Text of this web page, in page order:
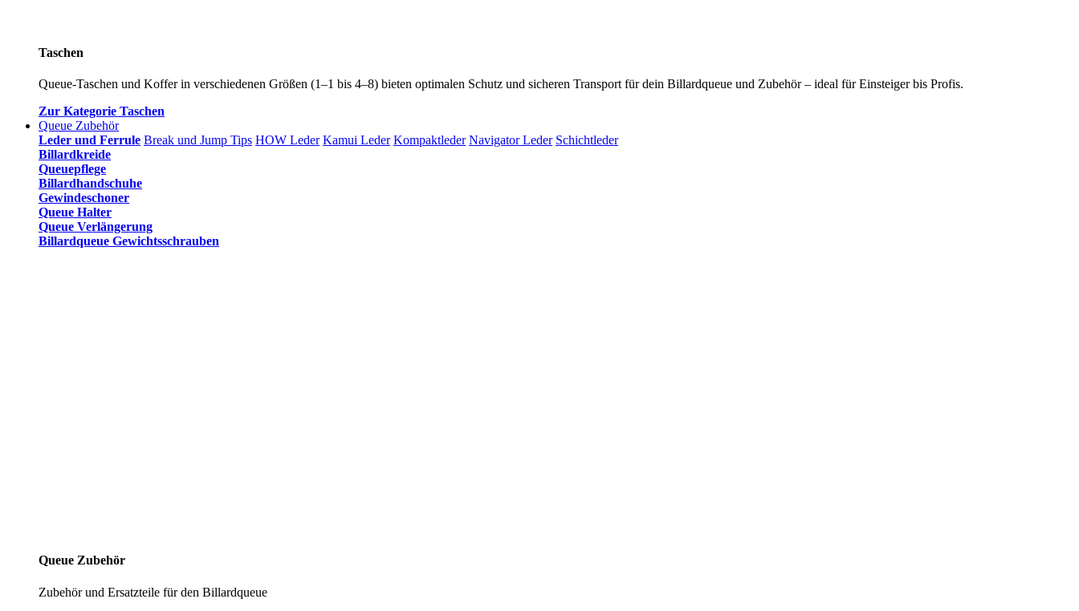
Taschen
Queue-Taschen und Koffer in verschiedenen Größen (1–1 bis 4–8) bieten optimalen Schutz und sicheren Transport für dein Billardqueue und Zubehör – ideal für Einsteiger bis Profis.
Zur Kategorie Taschen
Queue Zubehör
Leder und Ferrule Break und Jump Tips HOW Leder Kamui Leder Kompaktleder Navigator Leder Schichtleder
Billardkreide
Queuepflege
Billardhandschuhe
Gewindeschoner
Queue Halter
Queue Verlängerung
Billardqueue Gewichtsschrauben
Queue Zubehör
Zubehör und Ersatzteile für den Billardqueue